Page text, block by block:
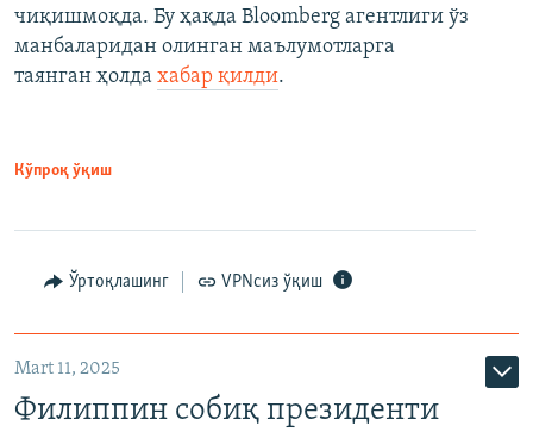
чиқишмоқда. Бу ҳақда Bloomberg агентлиги ўз
манбаларидан олинган маълумотларга
таянган ҳолда хабар қилди.
Кўпроқ ўқиш
Ўртоқлашинг VPNсиз ўқиш
Mart 11, 2025
Филиппин собиқ президенти